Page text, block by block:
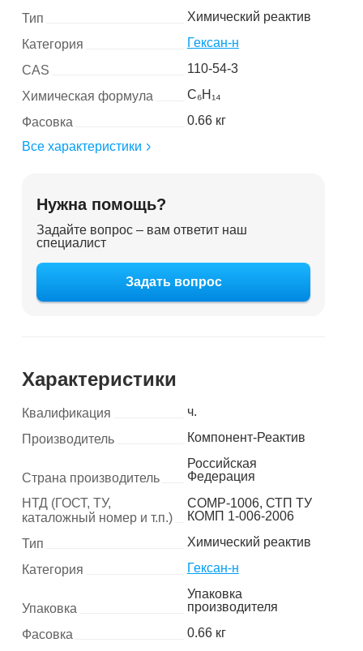
Тип
Химический реактив
Категория
Гексан-н
CAS
110-54-3
Химическая формула
C₆H₁₄
Фасовка
0.66 кг
Все характеристики
Нужна помощь?
Задайте вопрос – вам ответит наш
специалист
Задать вопрос
Характеристики
Квалификация
ч.
Производитель
Компонент-Реактив
Страна производитель
Российская
Федерация
НТД (ГОСТ, ТУ,
каталожный номер и т.п.)
COMP-1006, СТП ТУ
КОМП 1-006-2006
Тип
Химический реактив
Категория
Гексан-н
Упаковка
Упаковка
производителя
Фасовка
0.66 кг